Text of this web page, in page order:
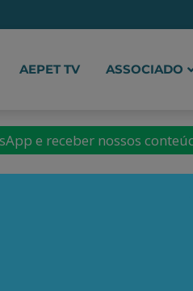
AEPET TV ASSOCIADO
e receber nossos